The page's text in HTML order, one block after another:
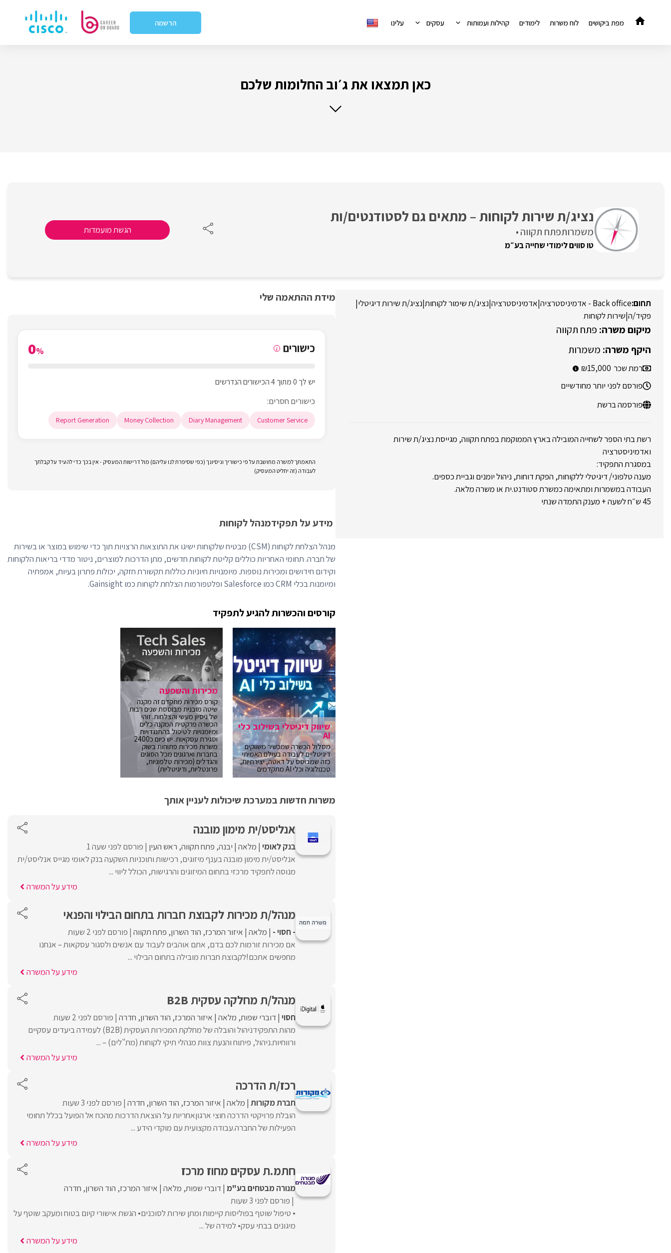
מפת ביקושים לוח משרות לימודים קהילות ועמותות עסקים עלינו הרשמה
כאן תמצאו את ג׳וב החלומות שלכם
נציג/ת שירות לקוחות – מתאים גם לסטודנטים/ות
משמרותפתח תקווה
טו סווים לימודי שחייה בע״מ
הגשת מועמדות
Back office - אדמיניסטרציה |אדמיניסטרציה|נציג/ת שימור לקוחות|נציג/ת שירות דיגיטלי|
פקיד/ה|שירות לקוחות
פתח תקווה
משמרות
רמת שכר 15,000
פורסם לפני יותר מחודשיים
פורסמה ברשת
רשת בתי הספר לשחייה המובילה בארץ הממוקמת בפתח תקווה, מגייסת נציג/ת שירות
ואדמיניסטרציה
במסגרת התפקיד:
מענה טלפוני/ דיגיטלי ללקוחות, הפקת דוחות, ניהול יומנים וגביית כספים.
העבודה במשמרות ומתאימה כמשרת סטודנט.ית או משרה מלאה.
45 ש״ח לשעה + מענק התמדה שנתי
מידת ההתאמה שלי
כישורים i
0%
יש לך 0 מתוך 4 הכישורים הנדרשים
כישורים חסרים:
Customer Service
Diary Management
Money Collection
Report Generation
התאמתך למשרה מחושבת על פי כישוריך וניסיונך (כפי שסיפרת לנו עליהם) מול דרישות המעסיק - אין בכך כדי להעיד על קבלתך
לעבודה (זה יחליט המעסיק)
מידע על תפקידמנהל לקוחות
מנהל הצלחת לקוחות (CSM) מבטיח שלקוחות ישיגו את התוצאות הרצויות תוך כדי שימוש במוצר או בשירות
של חברה. תחומי האחריות כוללים קליטת לקוחות חדשים, מתן הדרכות למוצרים, ניטור מדדי בריאות הלקוחות
וקידום חידושים ומכירות נוספות. מיומנויות חיוניות כוללות תקשורת חזקה, יכולות פתרון בעיות, אמפתיה
ומיומנות בכלי CRM כמו Salesforce ופלטפורמות הצלחת לקוחות כמו Gainsight.
קורסים והכשרות להגיע לתפקיד
שיווק דיגיטלי בשילוב כלי
AI
מסלול הכשרה שמכשיר משווקים
דיגיטליים לעבודה בעולם האמיתי
כזה שמבוסס על דאטה, יצירתיות,
טכנולוגיה וכלי AI מתקדמים
מכירות והשפעה
קורס מכירות מתקדם זה מקנה
שיטה מובנית מבוססת שנים רבות
של ניסיון מעשי והצלחות. זוהי
הכשרה פרקטית המקנה כלים
ומיומנויות לטיפול בהתנגדויות
וסגירת עסקאות. יש כיום כ2400
משרות מכירות פתוחות בשוק
בחברות וארגונים מכל הסוגים
והגדלים (מכירות טלפוניות,
פרונטליות, ודיגיטליות)
משרות חדשות במערכת שיכולות לעניין אותך
אנליסט/ית מימון מובנה
בנק לאומי מלאה יבנה פתח תקווה ראש העין פורסם לפני שעה 1
אנליסט/ית מימון מובנה בענף מיזוגים, רכישות ותוכניות השקעה בנק לאומי מגייס אנליסט/ית
מנוסה לתפקיד מרכזי בתחום המיזוגים והרגישות, הכולל ליווי ...
מידע על המשרה
מנהל/ת מכירות לקבוצת חברות בתחום הבילוי והפנאי
- חסוי - מלאה איזור המרכז הוד השרון פתח תקווה פורסם לפני 2 שעות
אם מכירות זורמות לכם בדם, אתם אוהבים לעבוד עם אנשים ולסגור עסקאות – אנחנו
מחפשים אתכם!לקבוצת חברות מובילה בתחום הבילוי ...
מידע על המשרה
מנהל/ת מחלקה עסקית B2B
חסוי דוברי שפות מלאה איזור המרכז הוד השרון חדרה פורסם לפני 2 שעות
מהות התפקידניהול והובלה של מחלקת המכירות העסקית (B2B) לעמידה ביעדים עסקיים
ורווחיות.ניהול, פיתוח והנעת צוות מנהלי תיקי לקוחות (מת"לים) – ...
מידע על המשרה
רכז/ת הדרכה
חברת מקורות מלאה איזור המרכז הוד השרון חדרה פורסם לפני 3 שעות
הובלת פרויקטי הדרכה חוצי ארגוןאחריות על הוצאת הדרכות מהכח אל הפועל בכלל תחומי
הפעילות של החברה.עבודה מקצועית עם מוקדי הידע ...
מידע על המשרה
חתמ.ת עסקים מחוז מרכז
מנורה מבטחים בע"מ דוברי שפות מלאה איזור המרכז הוד השרון חדרה
פורסם לפני 3 שעות
• טיפול שוטף בפוליסות קיימות ומתן שירות לסוכנים• הגשת אישורי קיום בטוח ומעקב שוטף על
מיגונים בבתי עסק• למידה של ...
מידע על המשרה